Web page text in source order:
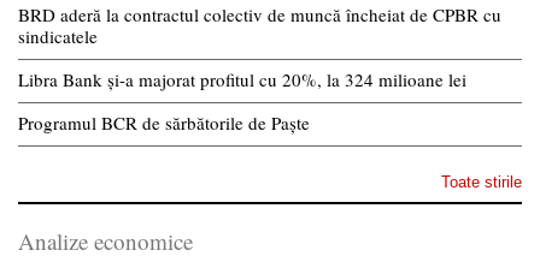
BRD aderă la contractul colectiv de muncă încheiat de CPBR cu
sindicatele
Libra Bank și-a majorat profitul cu 20%, la 324 milioane lei
Programul BCR de sărbătorile de Paște
Toate stirile
Analize economice